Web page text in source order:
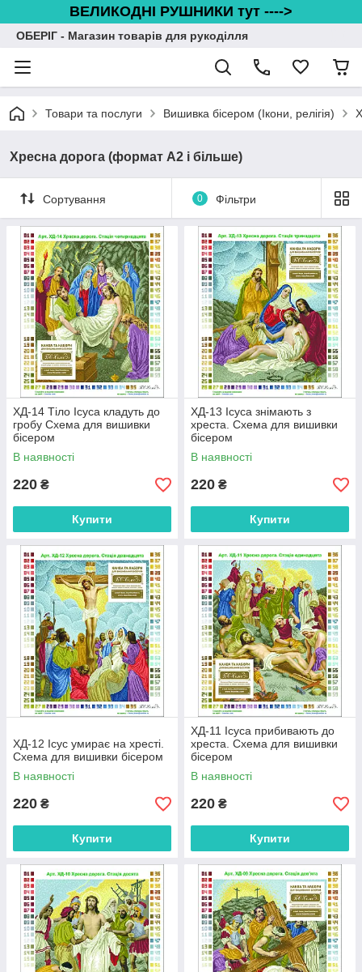
ВЕЛИКОДНІ РУШНИКИ тут ---->
ОБЕРІГ - Магазин товарів для рукоділля
Товари та послуги Вишивка бісером (Ікони, релігія)
Хресна дорога (формат А2 і більше)
Сортування 0 Фільтри
ХД-14 Тіло Ісуса кладуть до
гробу Схема для вишивки
бісером
В наявності
220 ₴
Купити
ХД-13 Ісуса знімають з
хреста. Схема для вишивки
бісером
В наявності
220 ₴
Купити
ХД-12 Ісус умирає на хресті.
Схема для вишивки бісером
В наявності
220 ₴
Купити
ХД-11 Ісуса прибивають до
хреста. Схема для вишивки
бісером
В наявності
220 ₴
Купити